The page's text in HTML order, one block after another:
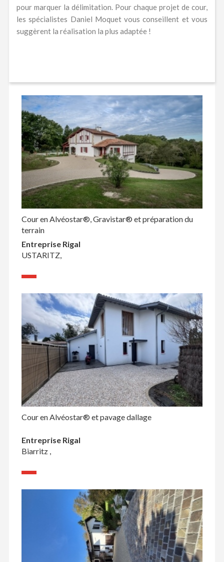
pour marquer la délimitation. Pour chaque projet de cour,
les spécialistes Daniel Moquet vous conseillent et vous
suggèrent la réalisation la plus adaptée !
Cour en Alvéostar®, Gravistar® et préparation du
terrain
Entreprise Rigal
USTARITZ,
Cour en Alvéostar® et pavage dallage
Entreprise Rigal
Biarritz ,